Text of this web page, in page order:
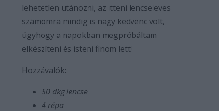
lehetetlen utánozni, az itteni lencseleves
számomra mindig is nagy kedvenc volt,
úgyhogy a napokban megpróbáltam
elkészíteni és isteni finom lett!
Hozzávalók:
50 dkg lencse
4 répa